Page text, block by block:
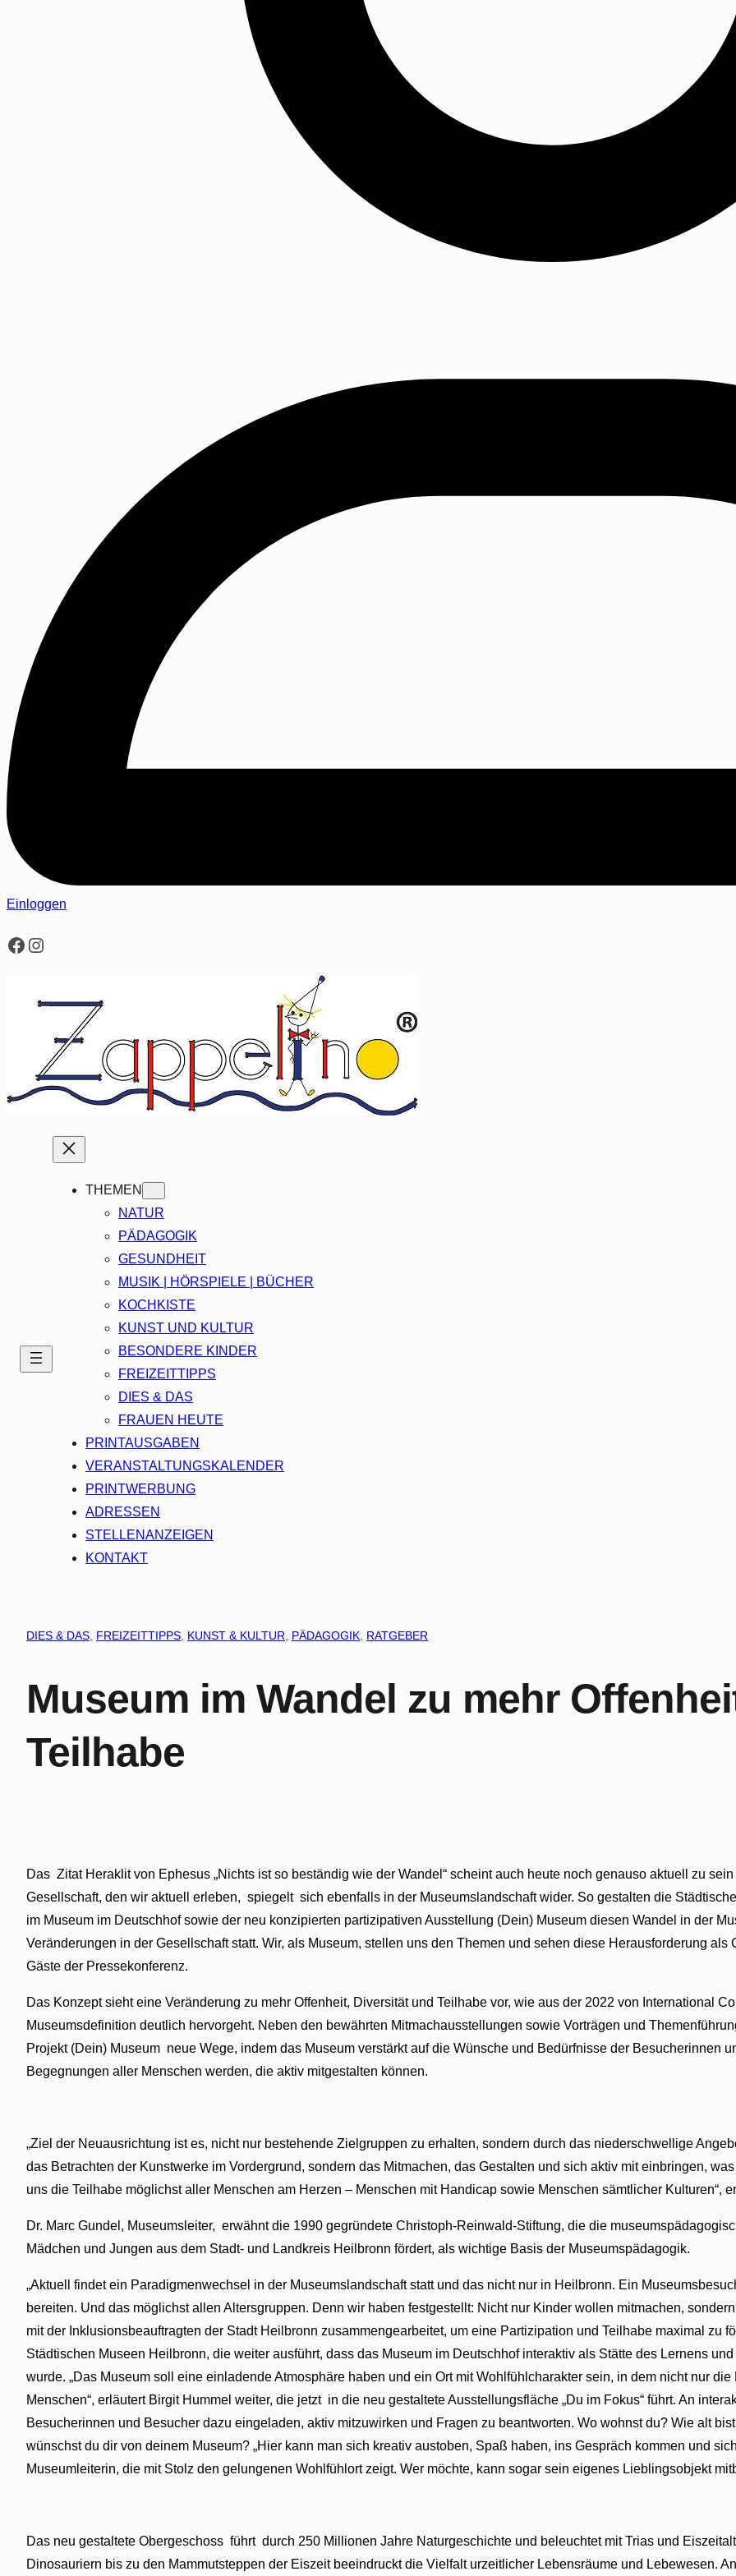
Einloggen
Facebook
Instagram
THEMEN
NATUR
PÄDAGOGIK
GESUNDHEIT
MUSIK | HÖRSPIELE | BÜCHER
KOCHKISTE
KUNST UND KULTUR
BESONDERE KINDER
FREIZEITTIPPS
DIES & DAS
FRAUEN HEUTE
PRINTAUSGABEN
VERANSTALTUNGSKALENDER
PRINTWERBUNG
ADRESSEN
STELLENANZEIGEN
KONTAKT
DIES & DAS FREIZEITTIPPS KUNST & KULTUR PÄDAGOGIK RATGEBER
Museum im Wandel zu mehr
Teilhabe
Das Zitat Heraklit von Ephesus „Nichts ist so beständig wie der Wandel“ scheint auch heute noch genauso aktuell zu
Gesellschaft, den wir aktuell erleben, spiegelt sich ebenfalls in der Museumslandschaft wider. So gestalten die
im Museum im Deutschhof sowie der neu konzipierten partizipativen Ausstellung (Dein) Museum diesen Wandel in der
Veränderungen in der Gesellschaft statt. Wir, als Museum, stellen uns den Themen und sehen diese Herausforderung als
Gäste der Pressekonferenz.
Das Konzept sieht eine Veränderung zu mehr Offenheit, Diversität und Teilhabe vor, wie aus der 2022 von International
Museumsdefinition deutlich hervorgeht. Neben den bewährten Mitmachausstellungen sowie Vorträgen und
Projekt (Dein) Museum neue Wege, indem das Museum verstärkt auf die Wünsche und Bedürfnisse der Besucherinnen
Begegnungen aller Menschen werden, die aktiv mitgestalten können.
„Ziel der Neuausrichtung ist es, nicht nur bestehende Zielgruppen zu erhalten, sondern durch das niederschwellige
das Betrachten der Kunstwerke im Vordergrund, sondern das Mitmachen, das Gestalten und sich aktiv mit einbringen,
uns die Teilhabe möglichst aller Menschen am Herzen – Menschen mit Handicap sowie Menschen sämtlicher Kulturen“,
Dr. Marc Gundel, Museumsleiter, erwähnt die 1990 gegründete Christoph-Reinwald-Stiftung, die die
Mädchen und Jungen aus dem Stadt- und Landkreis Heilbronn fördert, als wichtige Basis der Museumspädagogik.
„Aktuell findet ein Paradigmenwechsel in der Museumslandschaft statt und das nicht nur in Heilbronn. Ein
bereiten. Und das möglichst allen Altersgruppen. Denn wir haben festgestellt: Nicht nur Kinder wollen mitmachen,
mit der Inklusionsbeauftragten der Stadt Heilbronn zusammengearbeitet, um eine Partizipation und Teilhabe maximal zu
Städtischen Museen Heilbronn, die weiter ausführt, dass das Museum im Deutschhof interaktiv als Stätte des Lernens
wurde. „Das Museum soll eine einladende Atmosphäre haben und ein Ort mit Wohlfühlcharakter sein, in dem nicht nur
Menschen“, erläutert Birgit Hummel weiter, die jetzt in die neu gestaltete Ausstellungsfläche „Du im Fokus“ führt. An
Besucherinnen und Besucher dazu eingeladen, aktiv mitzuwirken und Fragen zu beantworten. Wo wohnst du? Wie alt
wünschst du dir von deinem Museum? „Hier kann man sich kreativ austoben, Spaß haben, ins Gespräch kommen und
Museumleiterin, die mit Stolz den gelungenen Wohlfühlort zeigt. Wer möchte, kann sogar sein eigenes Lieblingsobjekt
Das neu gestaltete Obergeschoss führt durch 250 Millionen Jahre Naturgeschichte und beleuchtet mit Trias und
Dinosauriern bis zu den Mammutsteppen der Eiszeit beeindruckt die Vielfalt urzeitlicher Lebensräume und Lebewesen.